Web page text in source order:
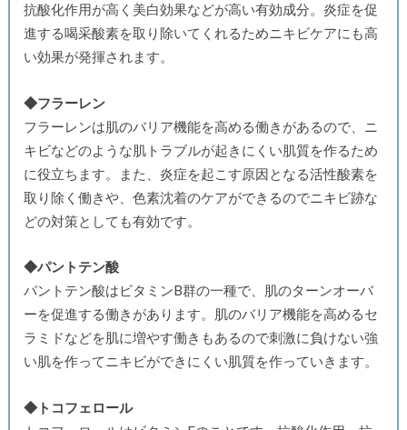
抗酸化作用が高く美白効果などが高い有効成分。炎症を促
進する喝采酸素を取り除いてくれるためニキビケアにも高
い効果が発揮されます。
◆フラーレン
フラーレンは肌のバリア機能を高める働きがあるので、ニ
キビなどのような肌トラブルが起きにくい肌質を作るため
に役立ちます。また、炎症を起こす原因となる活性酸素を
取り除く働きや、色素沈着のケアができるのでニキビ跡な
どの対策としても有効です。
◆パントテン酸
パントテン酸はビタミンB群の一種で、肌のターンオーバ
ーを促進する働きがあります。肌のバリア機能を高めるセ
ラミドなどを肌に増やす働きもあるので刺激に負けない強
い肌を作ってニキビができにくい肌質を作っていきます。
◆トコフェロール